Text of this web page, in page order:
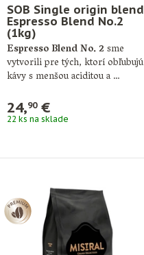
SOB Single origin blend
Espresso Blend No.2
(1kg)
Espresso Blend No. 2sme
vytvorili pre tých, ktorí obľubujú
kávy s menšou aciditou a …
24,90€
22 ks na sklade